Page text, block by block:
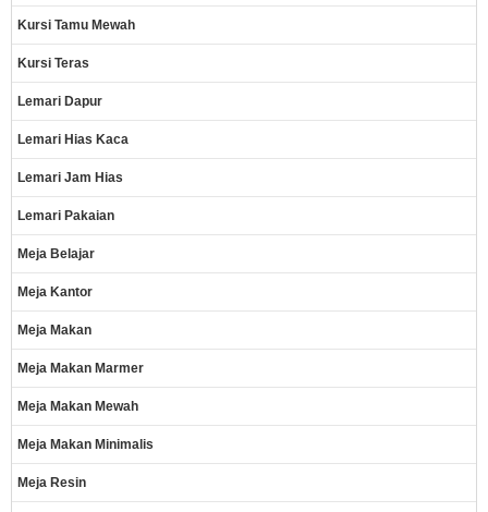
Kursi Tamu Mewah
Kursi Teras
Lemari Dapur
Lemari Hias Kaca
Lemari Jam Hias
Lemari Pakaian
Meja Belajar
Meja Kantor
Meja Makan
Meja Makan Marmer
Meja Makan Mewah
Meja Makan Minimalis
Meja Resin